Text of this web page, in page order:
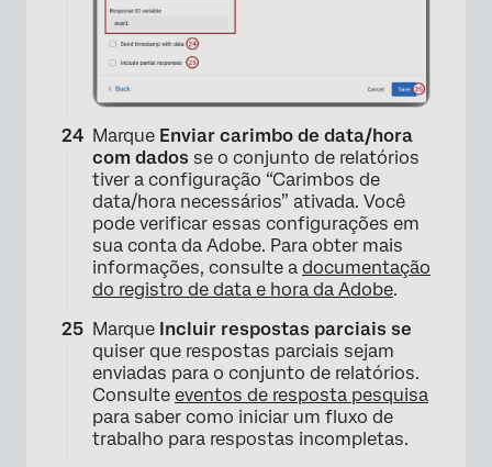
×
Marque Enviar carimbo de data/hora
com dados se o conjunto de relatórios
tiver a configuração “Carimbos de
data/hora necessários” ativada. Você
pode verificar essas configurações em
sua conta da Adobe. Para obter mais
informações, consulte a documentação
do registro de data e hora da Adobe.
Marque Incluir respostas parciais se
quiser que respostas parciais sejam
enviadas para o conjunto de relatórios.
Consulte eventos de resposta pesquisa
para saber como iniciar um fluxo de
trabalho para respostas incompletas.